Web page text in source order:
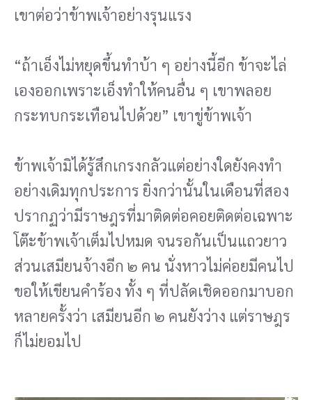
เขาต่อว่าข้าพเจ้าอย่างรุนแรง
“ถ้าเอ็งไม่หยุดขึ้นทําบ้า ๆ อย่างนี้อีก ข้าจะไล่
เองออกเพราะเอ็งทําให้คนอื่น ๆ เขาพลอย
กระทบกระเทือนไปด้วย” เขาขู่ข้าพเจ้า
ข้าพเจ้ามิได้รู้สึกเกรงกลัวแต่อย่างใดยังคงทํา
อย่างเดิมทุกประการ ยิ่งกว่านั้นในเดือนที่สอง
ปรากฏว่ามีราษฎรที่มาติดต่อคอยติดต่อเฉพาะ
โต๊ะข้าพเจ้าเต็มไปหมด จนรอกันเป็นแถวยาว
ส่วนเสมียนจ้างอีก ๒ คน นั่งหาวไม่ค่อยมีคนไป
ขอให้เขียนคําร้อง ทั้ง ๆ ที่ปลัดเชิดออกมาบอก
หลายครั้งว่า เสมียนอีก ๒ คนยังว่าง แต่ราษฎร
ก็ไม่ยอมไป